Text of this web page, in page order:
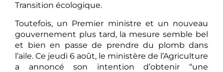
Transition écologique.
Toutefois, un Premier ministre et un nouveau
gouvernement plus tard, la mesure semble bel
et bien en passe de prendre du plomb dans
l’aile. Ce jeudi 6 août, le ministère de l’Agriculture
a annoncé son intention d’obtenir “une